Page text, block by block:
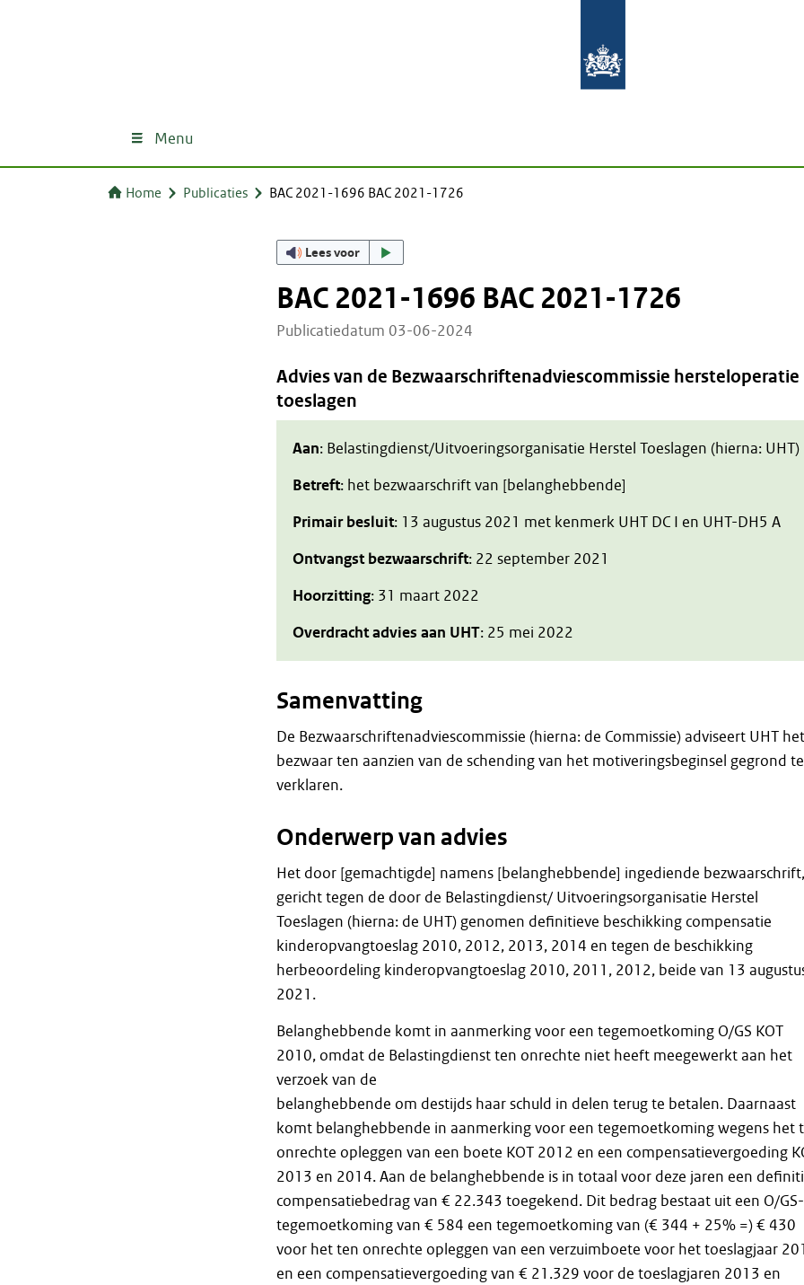
Menu
Home Publicaties BAC 2021-1696 BAC 2021-1726
Lees voor
BAC 2021-1696 BAC 2021-1726
Publicatiedatum 03-06-2024
Advies van de Bezwaarschriftenadviescommissie hersteloperatie
toeslagen
Aan: Belastingdienst/Uitvoeringsorganisatie Herstel Toeslagen (hierna: UHT)
Betreft: het bezwaarschrift van [belanghebbende]
Primair besluit: 13 augustus 2021 met kenmerk UHT DC I en UHT-DH5 A
Ontvangst bezwaarschrift: 22 september 2021
Hoorzitting: 31 maart 2022
Overdracht advies aan UHT: 25 mei 2022
Samenvatting
De Bezwaarschriftenadviescommissie (hierna: de Commissie) adviseert UHT het
bezwaar ten aanzien van de schending van het motiveringsbeginsel gegrond te
verklaren.
Onderwerp van advies
Het door [gemachtigde] namens [belanghebbende] ingediende
gericht tegen de door de Belastingdienst/ Uitvoeringsorganisatie Herstel
Toeslagen (hierna: de UHT) genomen definitieve beschikking compensatie
kinderopvangtoeslag 2010, 2012, 2013, 2014 en tegen de beschikking
herbeoordeling kinderopvangtoeslag 2010, 2011, 2012, beide van 13
2021.
Belanghebbende komt in aanmerking voor een tegemoetkoming O/GS KOT
2010, omdat de Belastingdienst ten onrechte niet heeft meegewerkt aan het
verzoek van de
belanghebbende om destijds haar schuld in delen terug te betalen. Daarnaast
komt belanghebbende in aanmerking voor een tegemoetkoming wegens het
onrechte opleggen van een boete KOT 2012 en een compensatievergoeding
2013 en 2014. Aan de belanghebbende is in totaal voor deze jaren een
compensatiebedrag van € 22.343 toegekend. Dit bedrag bestaat uit een O/GS-
tegemoetkoming van € 584 een tegemoetkoming van (€ 344 + 25% =) € 430
voor het ten onrechte opleggen van een verzuimboete voor het toeslagjaar
en een compensatievergoeding van € 21.329 voor de toeslagjaren 2013 en